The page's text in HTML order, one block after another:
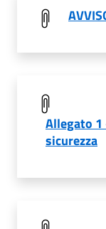
Allegato
sicurezza